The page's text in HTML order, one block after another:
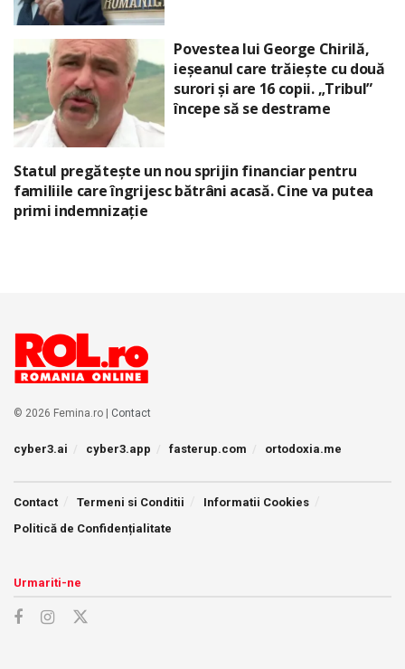
Povestea lui George Chirilă,
ieșeanul care trăiește cu două
surori și are 16 copii. „Tribul”
începe să se destrame
Statul pregătește un nou sprijin financiar pentru
familiile care îngrijesc bătrâni acasă. Cine va putea
primi indemnizație
© 2026 Femina.ro | Contact
cyber3.ai cyber3.app fasterup.com ortodoxia.me
Contact Termeni si Conditii
Informatii Cookies
Politică de Confidențialitate
Urmariti-ne